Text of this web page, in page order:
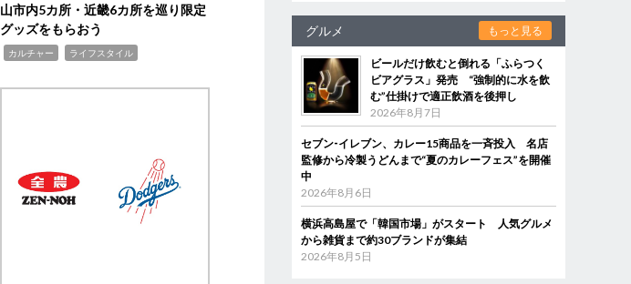
山市内5カ所・近畿6カ所を巡り限定
グッズをもらおう
カルチャー ライフスタイル
グルメ もっと見る
ビールだけ飲むと倒れる「ふらつく
ビアグラス」発売 “強制的に水を飲
む”仕掛けで適正飲酒を後押し
2026年8月7日
セブン‐イレブン、カレー15商品を一斉投入 名店
監修から冷製うどんまで“夏のカレーフェス”を開催
中
2026年8月6日
横浜高島屋で「韓国市場」がスタート 人気グルメ
から雑貨まで約30ブランドが集結
2026年8月5日